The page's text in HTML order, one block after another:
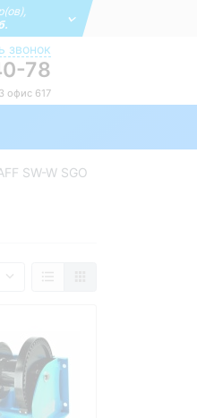
звонок
78
офис 617
SW-W SGO